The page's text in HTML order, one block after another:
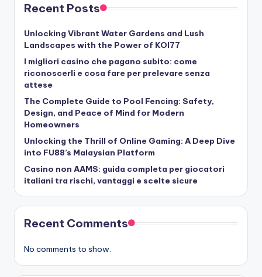
Recent Posts
Unlocking Vibrant Water Gardens and Lush
Landscapes with the Power of KOI77
I migliori casino che pagano subito: come
riconoscerli e cosa fare per prelevare senza
attese
The Complete Guide to Pool Fencing: Safety,
Design, and Peace of Mind for Modern
Homeowners
Unlocking the Thrill of Online Gaming: A Deep Dive
into FU88’s Malaysian Platform
Casino non AAMS: guida completa per giocatori
italiani tra rischi, vantaggi e scelte sicure
Recent Comments
No comments to show.